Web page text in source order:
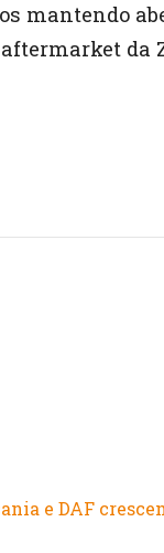
mantendo
da
e DAF